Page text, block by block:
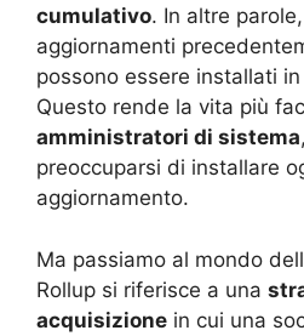
cumulativo. In altre
aggiornamenti
possono essere installati
Questo rende la vita più
amministratori di sistema
preoccuparsi di installare
aggiornamento.
Ma passiamo al mondo
Rollup si riferisce a una
acquisizione in cui una